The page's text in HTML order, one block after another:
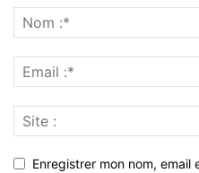
Enregistrer mon nom,